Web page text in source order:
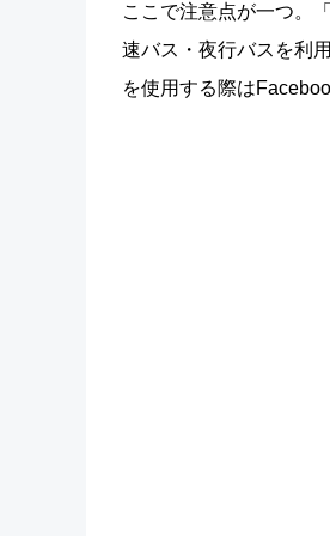
ここで注意点が一つ。
速バス・夜行バスを利
を使用する際は